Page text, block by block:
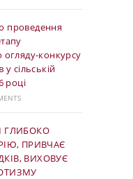
проведення
огляду-конкурсу
у сільській
році
ГЛИБОКО
ПРИВЧАЄ
ВИХОВУЄ